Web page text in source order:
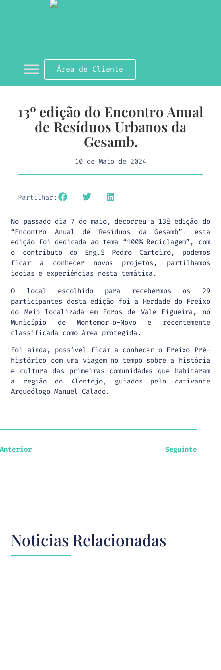
Área de Cliente
13º edição do Encontro Anual
de Resíduos Urbanos da
Gesamb.
10 de Maio de 2024
Partilhar:
No passado dia 7 de maio, decorreu a 13ª edição do
“Encontro Anual de Resíduos da Gesamb”, esta
edição foi dedicada ao tema “100% Reciclagem”, com
o contributo do Eng.º Pedro Carteiro, podemos
ficar a conhecer novos projetos, partilhamos
ideias e experiências nesta temática.
O local escolhido para recebermos os 29
participantes desta edição foi a Herdade do Freixo
do Meio localizada em Foros de Vale Figueira, no
Município de Montemor-o-Novo e recentemente
classificada como área protegida.
Foi ainda, possível ficar a conhecer o Freixo Pré-
histórico com uma viagem no tempo sobre a história
e cultura das primeiras comunidades que habitaram
a região do Alentejo, guiados pelo cativante
Arqueólogo Manuel Calado.
Anterior Seguinte
Noticias Relacionadas